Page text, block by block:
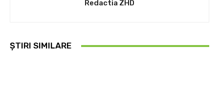
Redactia ZHD
ȘTIRI SIMILARE